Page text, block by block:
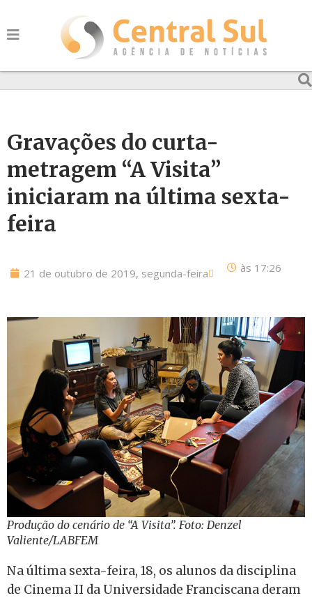
Gravações do curta-
metragem “A Visita”
iniciaram na última sexta-
feira
21 de outubro de 2019, segunda-feira às 17:26
Produção do cenário de “A Visita”. Foto: Denzel
Valiente/LABFEM
Na última sexta-feira, 18, os alunos da disciplina
de Cinema II da Universidade Franciscana deram